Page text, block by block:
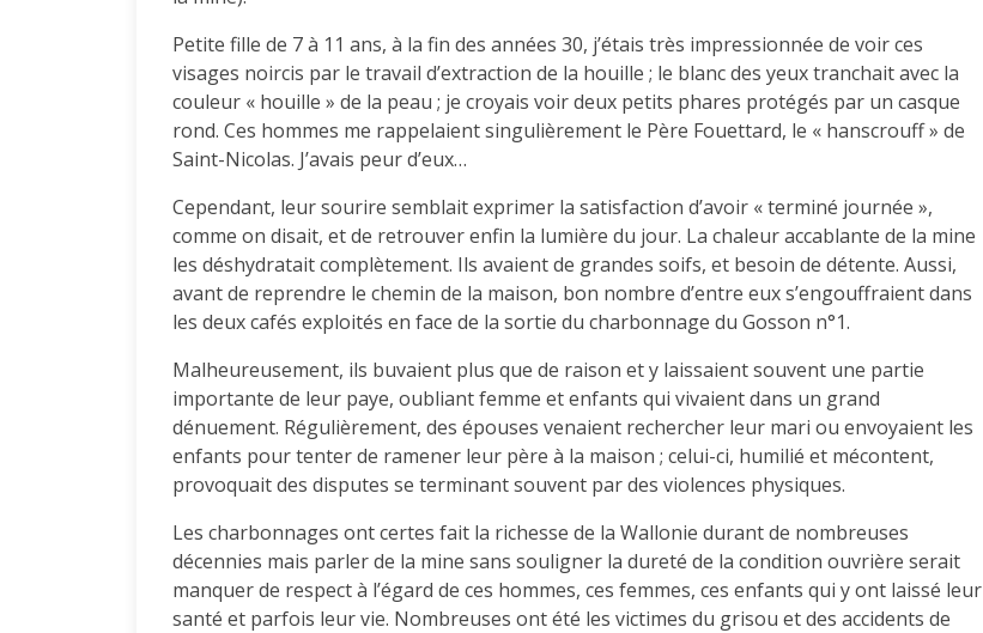
Petite fille de 7 à 11 ans, à la fin des années 30, j’étais très impressionnée de voir ces
visages noircis par le travail d’extraction de la houille ; le blanc des yeux tranchait avec la
couleur « houille » de la peau ; je croyais voir deux petits phares protégés par un casque
rond. Ces hommes me rappelaient singulièrement le Père Fouettard, le « hanscrouff » de
Saint-Nicolas. J’avais peur d’eux…
Cependant, leur sourire semblait exprimer la satisfaction d’avoir « terminé journée »,
comme on disait, et de retrouver enfin la lumière du jour. La chaleur accablante de la mine
les déshydratait complètement. Ils avaient de grandes soifs, et besoin de détente. Aussi,
avant de reprendre le chemin de la maison, bon nombre d’entre eux s’engouffraient dans
les deux cafés exploités en face de la sortie du charbonnage du Gosson n°1.
Malheureusement, ils buvaient plus que de raison et y laissaient souvent une partie
importante de leur paye, oubliant femme et enfants qui vivaient dans un grand
dénuement. Régulièrement, des épouses venaient rechercher leur mari ou envoyaient les
enfants pour tenter de ramener leur père à la maison ; celui-ci, humilié et mécontent,
provoquait des disputes se terminant souvent par des violences physiques.
Les charbonnages ont certes fait la richesse de la Wallonie durant de nombreuses
décennies mais parler de la mine sans souligner la dureté de la condition ouvrière serait
manquer de respect à l’égard de ces hommes, ces femmes, ces enfants qui y ont laissé leur
santé et parfois leur vie. Nombreuses ont été les victimes du grisou et des accidents de